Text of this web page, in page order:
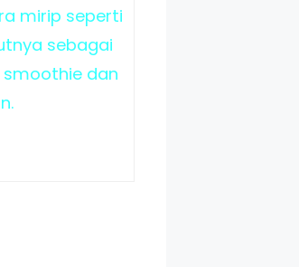
mirip seperti
sebagai
smoothie dan